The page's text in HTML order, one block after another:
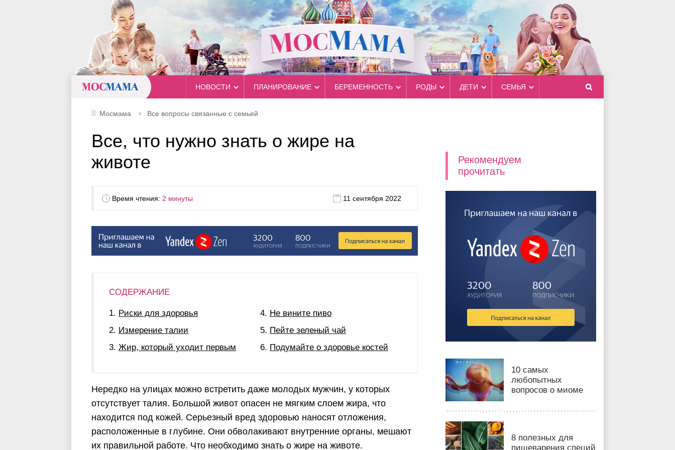
НОВОСТИ ПЛАНИРОВАНИЕ БЕРЕМЕННОСТЬ РОДЫ ДЕТИ СЕМЬЯ
Мосмама Все вопросы связанные с семьей
Все, что нужно знать о жире на
животе
Время чтения: 2 минуты 11 сентября 2022
СОДЕРЖАНИЕ
Риски для здоровья
Измерение талии
Жир, который уходит первым
Не вините пиво
Пейте зеленый чай
Подумайте о здоровье костей
Нередко на улицах можно встретить даже молодых мужчин, у которых
отсутствует талия. Большой живот опасен не мягким слоем жира, что
находится под кожей. Серьезный вред здоровью наносят отложения,
расположенные в глубине. Они обволакивают внутренние органы, мешают
их правильной работе. Что необходимо знать о жире на животе.
Рекомендуем
прочитать
10 самых
любопытных
вопросов о миоме
8 полезных для
пищеварения специй